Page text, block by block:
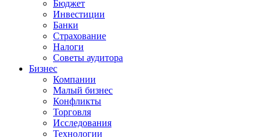
Бюджет
Инвестиции
Банки
Страхование
Налоги
Советы аудитора
Бизнес
Компании
Малый бизнес
Конфликты
Торговля
Исследования
Технологии